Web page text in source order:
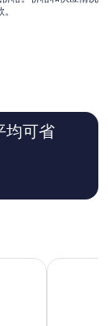
均可省
洛伊斯好